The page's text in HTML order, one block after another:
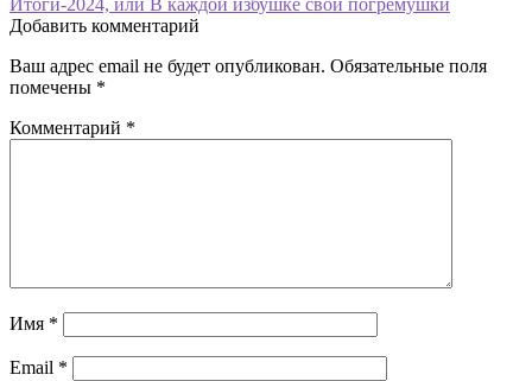
по
запись:
Добавить комментарий
Ваш адрес email не будет опубликован. Обязательные поля
помечены *
Комментарий *
Имя *
Email *